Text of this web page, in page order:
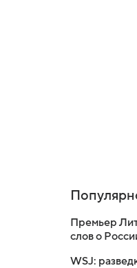
Премьер
слов о
WSJ: